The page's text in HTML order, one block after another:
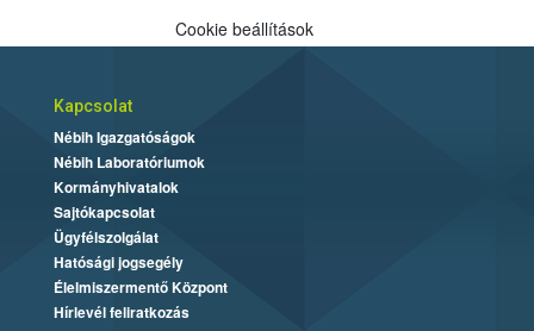
Cookie beállítások
Kapcsolat
Nébih Igazgatóságok
Nébih Laboratóriumok
Kormányhivatalok
Sajtókapcsolat
Ügyfélszolgálat
Hatósági jogsegély
Élelmiszermentő Központ
Hírlevél feliratkozás